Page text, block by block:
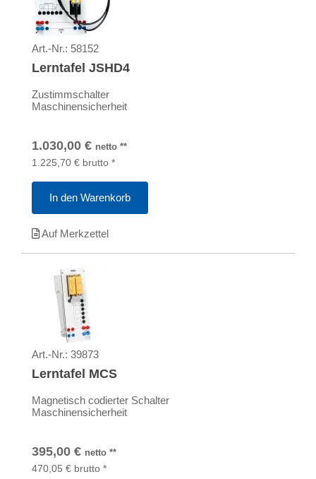
Art.-Nr.: 58152
Lerntafel JSHD4
Zustimmschalter
Maschinensicherheit
1.030,00 € netto **
1.225,70 € brutto *
In den Warenkorb
Auf Merkzettel
Art.-Nr.: 39873
Lerntafel MCS
Magnetisch codierter Schalter
Maschinensicherheit
395,00 € netto **
470,05 € brutto *